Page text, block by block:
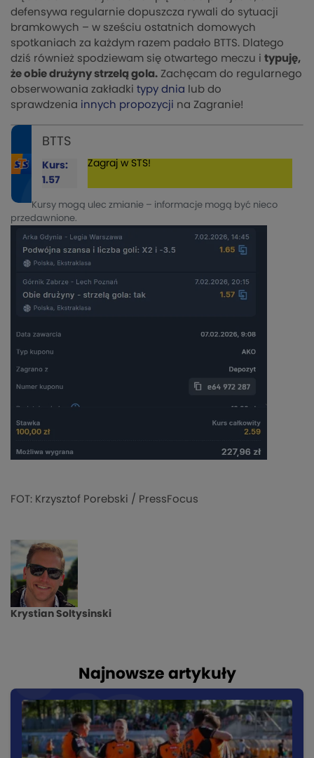
defensywa regularnie dopuszcza rywali do sytuacji
bramkowych – w sześciu ostatnich domowych
spotkaniach za każdym razem padało BTTS. Dlatego
dziś również spodziewam się otwartego meczu i typuję,
że obie drużyny strzelą gola. Zachęcam do regularnego
obserwowania zakładki typy dnia lub do
sprawdzenia innych propozycji na Zagranie!
BTTS
Kurs:
1.57
Zagraj w STS!
Kursy mogą ulec zmianie – informacje mogą być nieco
przedawnione.
FOT: Krzysztof Porebski / PressFocus
Krystian Soltysinski
Najnowsze artykuły